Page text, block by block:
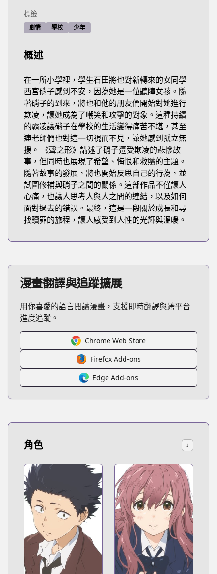
標籤
劇情 學校 少年
概述
在一所小學裡，學生石田將也對新轉來的女同學
西宮硝子感到不安，因為她是一位聽障女孩。隨
著硝子的到來，將也和他的朋友們開始對她進行
欺凌，讓她成為了嘲笑和攻擊的對象。這種持續
的霸凌讓硝子在學校的生活變得痛苦不堪，甚至
連老師們也對這一切視而不見，讓她感到孤立無
援。 《聲之形》講述了硝子遭受欺凌的悲慘故
事，但同時也展現了希望、悔恨和救贖的主題。
隨著故事的發展，將也開始反思自己的行為，並
試圖修補與硝子之間的關係。這部作品不僅讓人
心痛，也讓人思考人與人之間的連結，以及如何
面對過去的錯誤。最終，這是一段關於成長和尋
找贖罪的旅程，讓人感受到人性的光輝與溫暖。
漫畫翻譯與追蹤擴展
用你喜愛的語言閱讀漫畫，支援即時翻譯與跨平台
進度追蹤。
Chrome Web Store
Firefox Add-ons
Edge Add-ons
角色 ↓